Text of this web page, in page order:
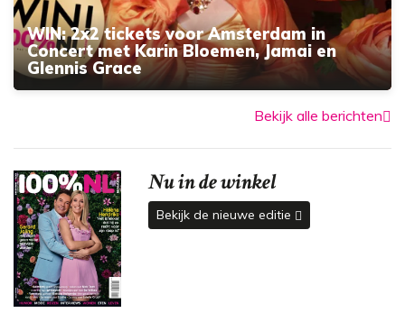
WIN: 2x2 tickets voor Amsterdam in
Concert met Karin Bloemen, Jamai en
Glennis Grace
Bekijk alle berichten
Nu in de winkel
Bekijk de nieuwe editie